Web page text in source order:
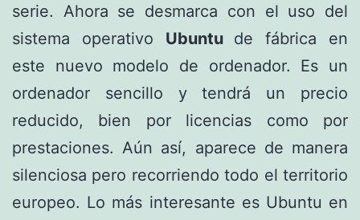
serie. Ahora se desmarca con el uso del
sistema operativo Ubuntu de fábrica en
este nuevo modelo de ordenador. Es un
ordenador sencillo y tendrá un precio
reducido, bien por licencias como por
prestaciones. Aún así, aparece de manera
silenciosa pero recorriendo todo el territorio
europeo. Lo más interesante es Ubuntu en